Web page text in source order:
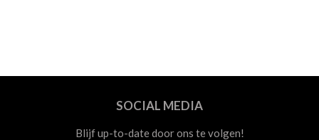
SOCIAL MEDIA
Blijf up-to-date door ons te volgen!